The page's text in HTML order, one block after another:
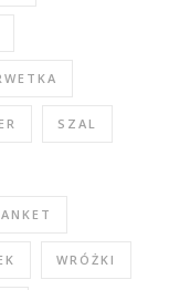
SZAL
WRÓŻKI